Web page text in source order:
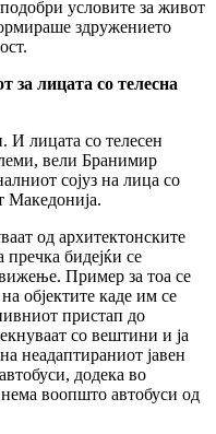
условите за живот
здружението
за лицата со телесна
И лицата со телесен
вели Бранимир
сојуз на лица со
Македонија.
од архитектонските
пречка бидејќи се
Пример за тоа се
објектите каде им се
пристап до
со вештини и ја
неадаптираниот јавен
додека во
воопшто автобуси од